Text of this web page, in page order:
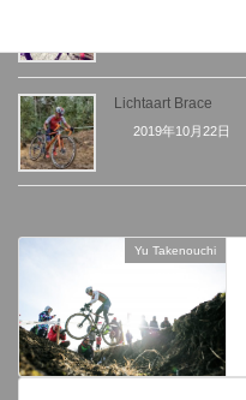
Lichtaart Brace
2019年10月22日
Yu Takenouchi